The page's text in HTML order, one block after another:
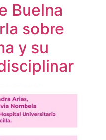
Buelna
sobre
y su